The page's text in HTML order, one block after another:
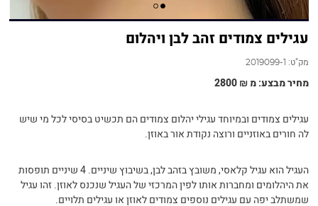
עגילים צמודים זהב לבן ויהלום
מק"ט: 2019099-1
מחיר מבצע: מ ₪ 2800
עגילים צמודים ובמיוחד עגילי יהלום צמודים הם תכשיט בסיסי לכל מי שיש
לה חורים באוזניים ורוצה נקודת אור באוזן.
העגיל הוא עגיל קלאסי, משובץ בזהב לבן, בשיבוץ שיניים. 4 שיניים תופסות
את היהלומים ומחברות אותו לפין המרכזי של העגיל שנכנס לאוזן. זהו עגיל
שמשתלב יפה עם עגילים נוספים צמודים לאוזן או עגילים תלויים.